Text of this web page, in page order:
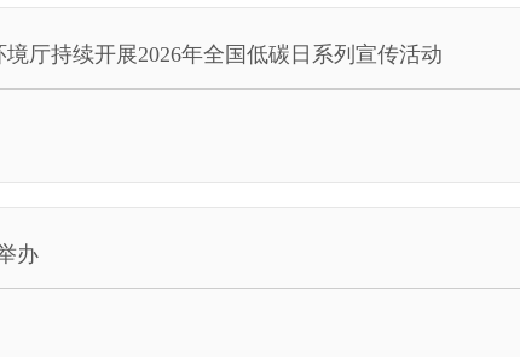
厅持续开展2026年全国低碳日系列宣传活动
办